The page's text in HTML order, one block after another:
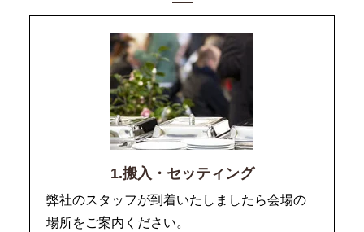
1.搬入・セッティング
弊社のスタッフが到着いたしましたら会場の
場所をご案内ください。